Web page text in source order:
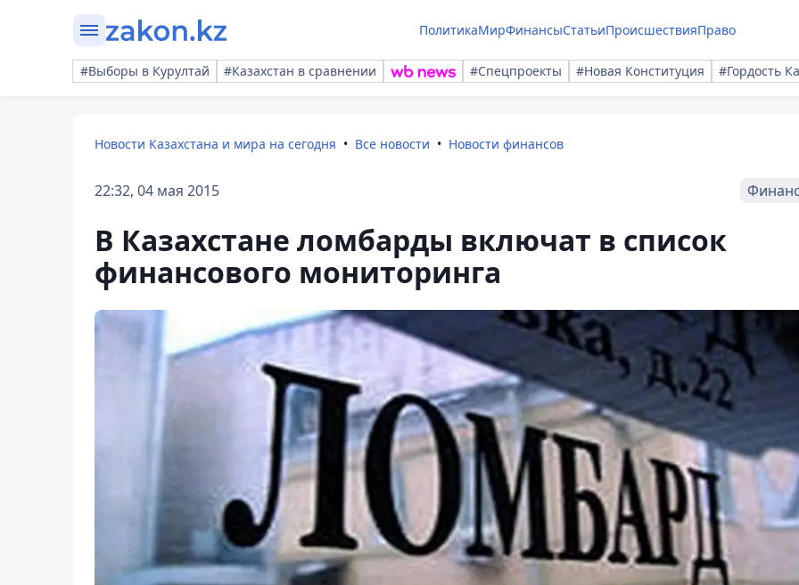
ПолитикаМирФинансыСтатьиПроисшествияПраво
#Выборы в Курултай #Казахстан в сравнении #Спецпроекты #Новая Конституция #Гордость
Новости Казахстана и мира на сегодня Все новости Новости финансов
22:32, 04 мая 2015
В Казахстане ломбарды включат в список
финансового мониторинга